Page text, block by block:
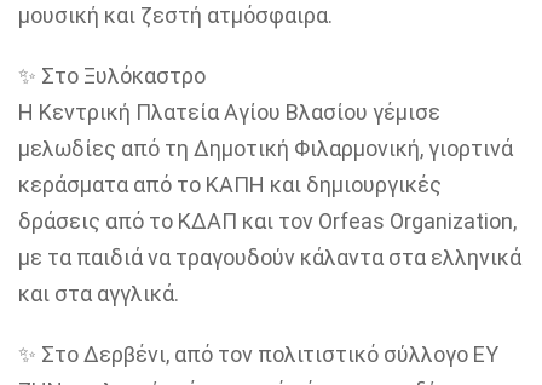
μουσική και ζεστή ατμόσφαιρα.
✨ Στο Ξυλόκαστρο
Η Κεντρική Πλατεία Αγίου Βλασίου γέμισε
μελωδίες από τη Δημοτική Φιλαρμονική, γιορτινά
κεράσματα από το ΚΑΠΗ και δημιουργικές
δράσεις από το ΚΔΑΠ και τον Orfeas Organization,
με τα παιδιά να τραγουδούν κάλαντα στα ελληνικά
και στα αγγλικά.
✨ Στο Δερβένι, από τον πολιτιστικό σύλλογο ΕΥ